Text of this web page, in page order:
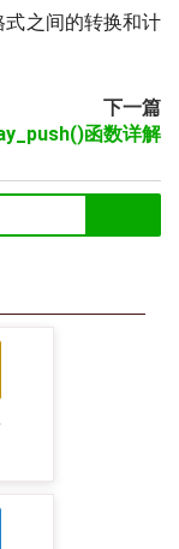
之间的转换和计
下一篇
函数详解